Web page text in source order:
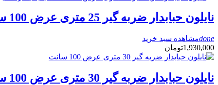
نایلون حبابدار ضربه گیر 25 متری عرض 100 سانت (حباب درشت)
doneمشاهده سبد خرید
1,930,000تومان
نایلون حبابدار ضربه گیر 30 متری عرض 100 سانت